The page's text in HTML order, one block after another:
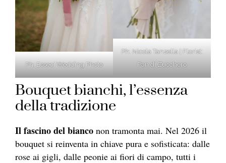
Ph: Esseci Wedding Photo
Ph: Nicola Tanzella | Florist:
Pan di Zucchero
Bouquet bianchi, l’essenza
della tradizione
Il fascino del bianco non tramonta mai. Nel 2026 il
bouquet si reinventa in chiave pura e sofisticata: dalle
rose ai gigli, dalle peonie ai fiori di campo, tutti i